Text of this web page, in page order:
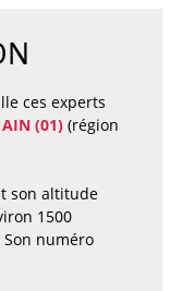
ces experts
AIN (01)(région
son altitude
1500
Son numéro